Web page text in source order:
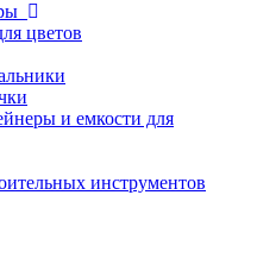
цветов
и емкости для
инструментов